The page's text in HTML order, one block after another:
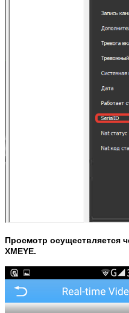
Просмотр осуществляется
XMEYE.